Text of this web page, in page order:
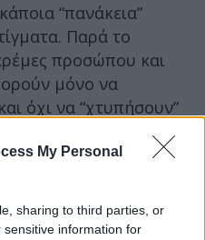
My Personal
sharing to third parties, or
information for
“πανάκεια”
Παρά το
προσώπου και
μόνο να
όχι να “χτυπήσουν”
Ωστόσο, υπάρχει
που μπορεί να κάνει
Και το καλύτερο είναι
φυσική επιλογή,